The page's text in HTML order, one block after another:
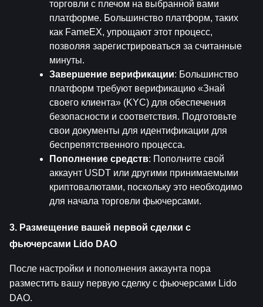
торговли с плечом на выбранной вами
платформе. Большинство платформ, таких
как FameEX, упрощают этот процесс,
позволяя зарегистрироваться за считанные
минуты.
Завершение верификации: Большинство
платформ требуют верификацию «Знай
своего клиента» (KYC) для обеспечения
безопасности и соответствия. Подготовьте
свои документы для идентификации для
беспрепятственного процесса.
Пополнение средств: Пополните свой
аккаунт USDT или другими принимаемыми
криптовалютами, поскольку это необходимо
для начала торговли фьючерсами.
3. Размещение вашей первой сделки с
фьючерсами Lido DAO
После настройки и пополнения аккаунта пора
разместить вашу первую сделку с фьючерсами Lido
DAO.